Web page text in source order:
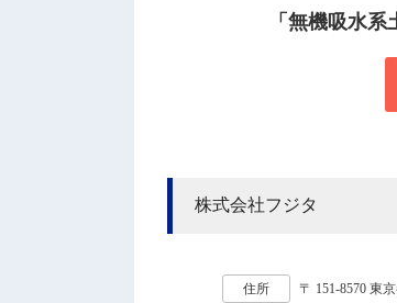
「無機吸水
株式会社フジタ
住所 〒 151-8570 東